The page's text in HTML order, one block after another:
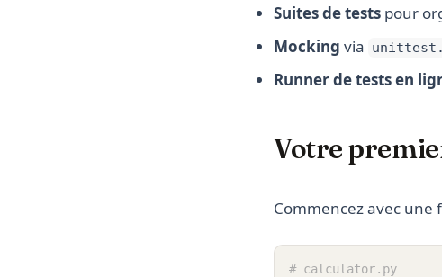
Suites de tests pour
Mocking via
Runner de tests en
Votre
Commencez avec une
# calculator.py